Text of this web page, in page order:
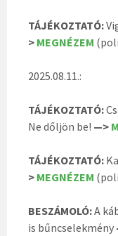
TÁJÉKOZTATÓ:
> MEGNÉZEM
2025.08.11.:
TÁJÉKOZTATÓ:
Ne dőljön be! —>
TÁJÉKOZTATÓ:
> MEGNÉZEM
BESZÁMOLÓ:A
is bűncselekmény